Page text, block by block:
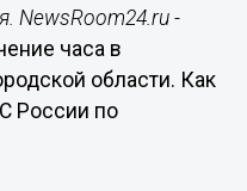
NewsRoom24.ru -
часа в
области. Как
России по